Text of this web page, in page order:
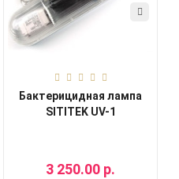
Бактерицидная лампа
SITITEK UV-1
3 250.00 р.